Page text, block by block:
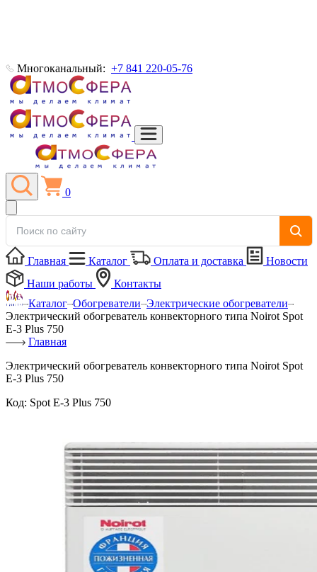
Многоканальный: +7 841 220-05-76
0
Главная Каталог Оплата и доставка
Новости
Наши работы
Контакты
Каталог Обогреватели Электрические обогреватели
Электрический обогреватель конвекторного типа Noirot Spot
E-3 Plus 750
Главная
Электрический обогреватель конвекторного типа Noirot Spot
E-3 Plus 750
Код: Spot E-3 Plus 750